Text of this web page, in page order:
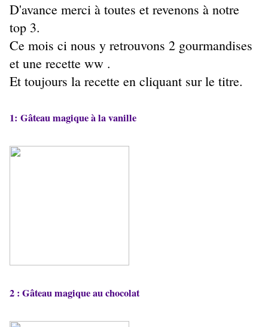
D'avance merci à toutes et revenons à notre
top 3.
Ce mois ci nous y retrouvons 2 gourmandises
et une recette ww .
Et toujours la recette en cliquant sur le titre.
1: ​ Gâteau magique à la vanille
2 : Gâteau magique au chocolat